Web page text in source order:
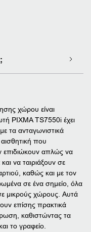
χώρου είναι
PIXMA TS7550i έχει
τα ανταγωνιστικά
που
επιδιώκουν απλώς να
να ταιριάξουν σε
καθώς και με τον
σε ένα σημείο, όλα
μικρούς χώρους. Αυτά
επίσης πρακτικά
καθιστώντας τα
το γραφείο.